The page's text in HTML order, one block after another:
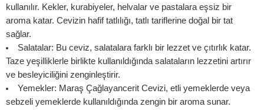
kullanılır. Kekler, kurabiyeler, helvalar ve pastalara eşsiz bir
aroma katar. Cevizin hafif tatlılığı, tatlı tariflerine doğal bir tat
sağlar.
Salatalar: Bu ceviz, salatalara farklı bir lezzet ve çıtırlık katar.
Taze yeşilliklerle birlikte kullanıldığında salataların lezzetini artırır
ve besleyiciliğini zenginleştirir.
Yemekler: Maraş Çağlayancerit Cevizi, etli yemeklerde veya
sebzeli yemeklerde kullanıldığında zengin bir aroma sunar.